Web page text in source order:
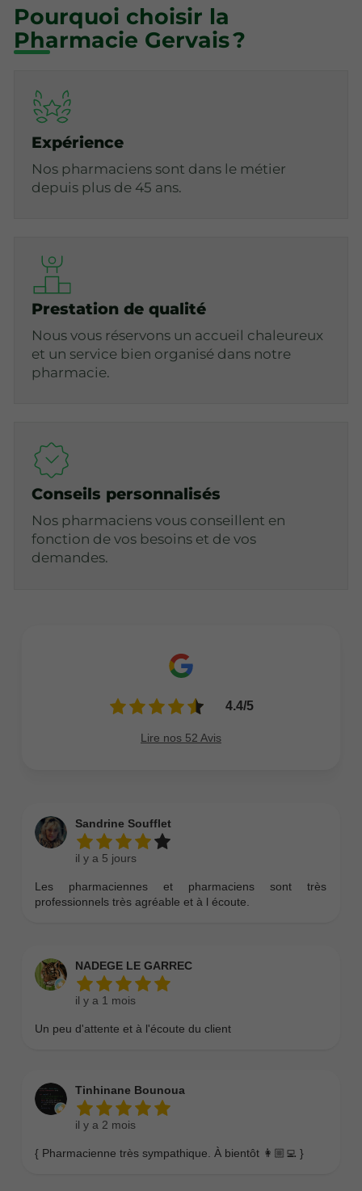
Pourquoi choisir la
Pharmacie Gervais ?
Expérience
Nos pharmaciens sont dans le métier
depuis plus de 45 ans.
Prestation de qualité
Nous vous réservons un accueil chaleureux
et un service bien organisé dans notre
pharmacie.
Conseils personnalisés
Nos pharmaciens vous conseillent en
fonction de vos besoins et de vos
demandes.